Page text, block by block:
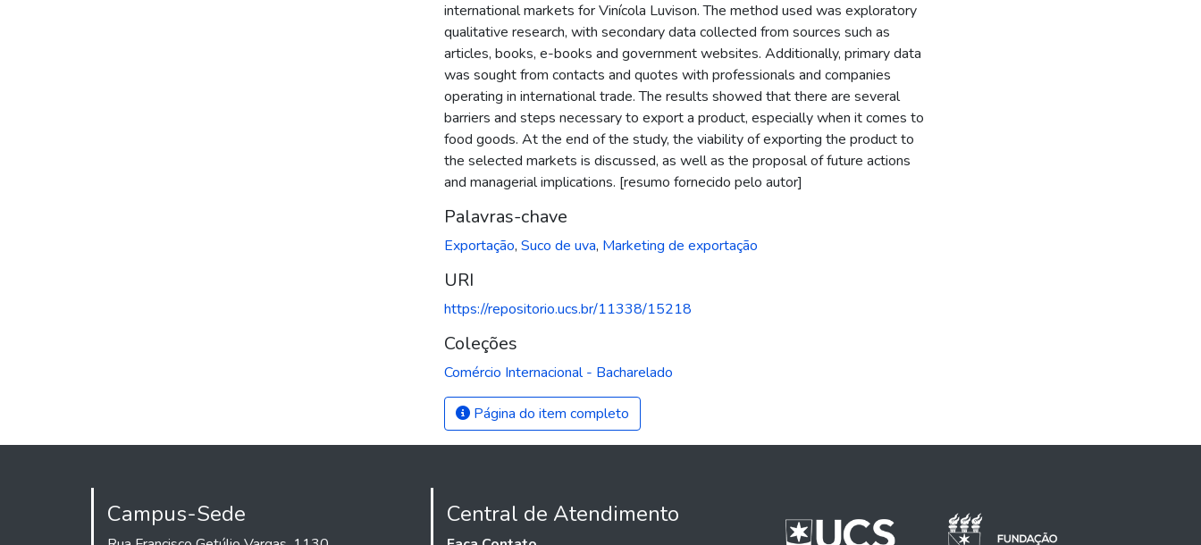
international markets for Vinícola Luvison. The method used was exploratory
qualitative research, with secondary data collected from sources such as
articles, books, e-books and government websites. Additionally, primary data
was sought from contacts and quotes with professionals and companies
operating in international trade. The results showed that there are several
barriers and steps necessary to export a product, especially when it comes to
food goods. At the end of the study, the viability of exporting the product to
the selected markets is discussed, as well as the proposal of future actions
and managerial implications. [resumo fornecido pelo autor]
Palavras-chave
Exportação, Suco de uva, Marketing de exportação
URI
https://repositorio.ucs.br/11338/15218
Coleções
Comércio Internacional - Bacharelado
Página do item completo
Campus-Sede Central de Atendimento